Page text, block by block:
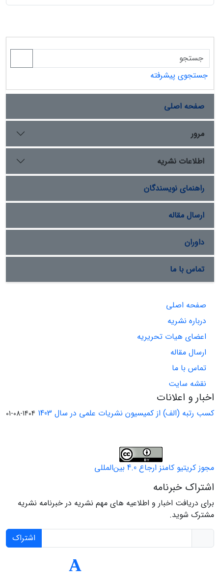
جستجوی پیشرفته
صفحه اصلی
مرور
اطلاعات نشریه
راهنمای نویسندگان
ارسال مقاله
داوران
تماس با ما
صفحه اصلی
درباره نشریه
اعضای هیات تحریریه
ارسال مقاله
تماس با ما
نقشه سایت
اخبار و اعلانات
کسب رتبه (الف) از کمیسیون نشریات علمی در سال 1403 1404-08-01
مجوز کریتیو کامنز ارجاع 4.0 بین‌المللی
اشتراک خبرنامه
برای دریافت اخبار و اطلاعیه های مهم نشریه در خبرنامه نشریه
مشترک شوید.
اشتراک